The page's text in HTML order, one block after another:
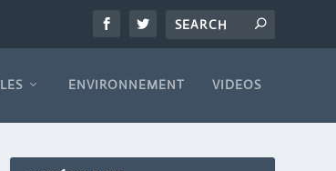
ENVIRONNEMENT VIDEOS